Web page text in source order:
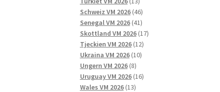
produkter
Schweiz VM 2026 4646
produkter
Senegal VM 2026 4141
produkter
Skottland VM 2026 1717
Tjeckien VM 2026 1212
produkter
Ukraina VM 2026 1010
Ungern VM 2026 88
produkter
Uruguay VM 2026 1616
Wales VM 2026 1313